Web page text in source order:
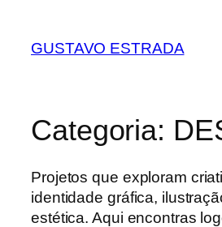
GUSTAVO ESTRADA
Categoria:
Projetos que exploram
identidade gráfica,
estética. Aqui encontras